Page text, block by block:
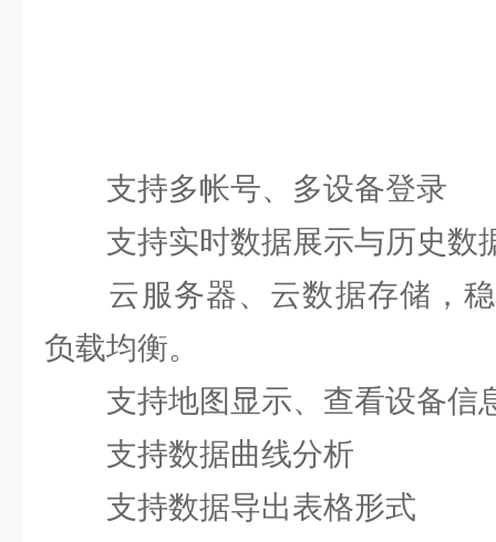
支持多帐号、多设备登录
支持实时数据展示与历史数
云服务器、云数据存储，稳
负载均衡。
支持地图显示、查看设备信
支持数据曲线分析
支持数据导出表格形式